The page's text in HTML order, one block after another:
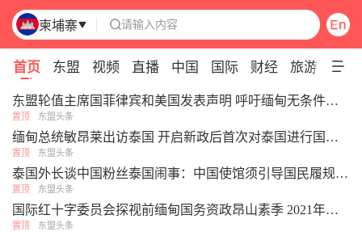
柬埔寨 请输入内容
首页 东盟 视频 直播 中国 国际 财经 旅游 专题
Pull down to refresh
东盟轮值主席国菲律宾和美国发表声明 呼吁缅甸无条件释放昂山素季
置顶 东盟头条
缅甸总统敏昂莱出访泰国 开启新政后首次对泰国进行国事访问
置顶 东盟头条
泰国外长谈中国粉丝泰国闹事：中国使馆须引导国民履规，切勿单方面护短
置顶 东盟头条
国际红十字委员会探视前缅甸国务资政昂山素季 2021年以来首次获确认私人会面
置顶 东盟头条